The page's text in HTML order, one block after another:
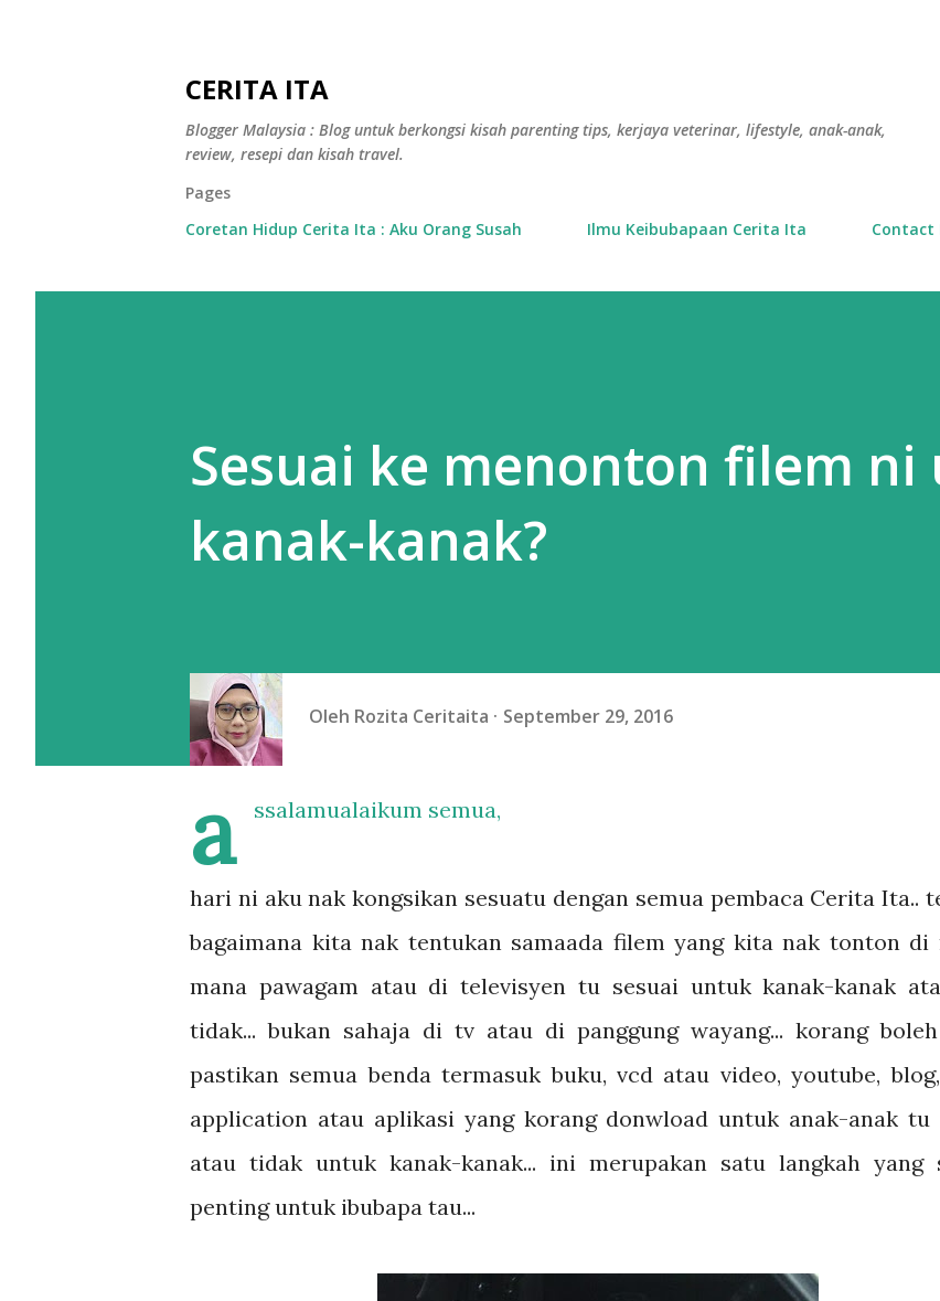
CERITA ITA
Blogger Malaysia : Blog untuk berkongsi kisah parenting tips, kerjaya veterinar, lifestyle, anak-anak,
review, resepi dan kisah travel.
Pages
Coretan Hidup Cerita Ita : Aku Orang Susah
Ilmu Keibubapaan Cerita Ita Contact
Sesuai ke menonton filem
kanak-kanak?
Oleh Rozita Ceritaita September 29, 2016
a ssalamualaikum semua,
hari ni aku nak kongsikan sesuatu dengan semua pembaca Cerita Ita..
bagaimana kita nak tentukan samaada filem yang kita nak tonton di
mana pawagam atau di televisyen tu sesuai untuk kanak-kanak
tidak... bukan sahaja di tv atau di panggung wayang... korang
pastikan semua benda termasuk buku, vcd atau video, youtube,
application atau aplikasi yang korang donwload untuk anak-anak tu
atau tidak untuk kanak-kanak... ini merupakan satu langkah yang
penting untuk ibubapa tau...